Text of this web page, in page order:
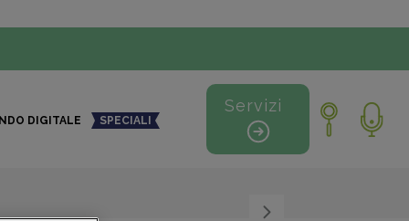
DIGITALE SPECIALI
Servizi